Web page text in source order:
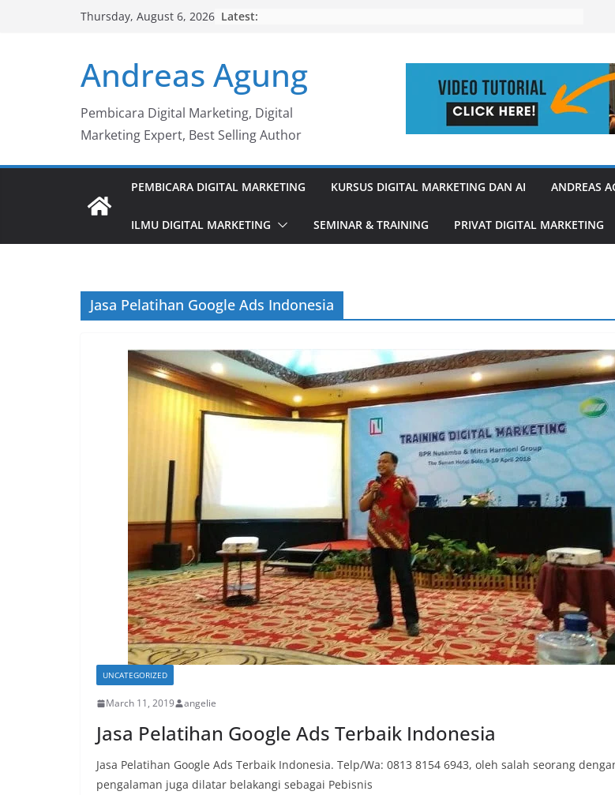
Thursday, August 6, 2026 Latest:
Andreas Agung
Pembicara Digital Marketing, Digital
Marketing Expert, Best Selling Author
PEMBICARA DIGITAL MARKETING KURSUS DIGITAL MARKETING DAN AI ANDREAS
ILMU DIGITAL MARKETING SEMINAR & TRAINING PRIVAT DIGITAL MARKETING
Jasa Pelatihan Google Ads Indonesia
UNCATEGORIZED
March 11, 2019 angelie
Jasa Pelatihan Google Ads Terbaik Indonesia
Jasa Pelatihan Google Ads Terbaik Indonesia. Telp/Wa: 0813 8154 6943, oleh salah seorang
pengalaman juga dilatar belakangi sebagai Pebisnis